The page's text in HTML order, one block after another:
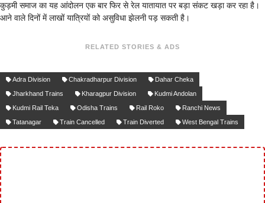
कुड़मी समाज का यह आंदोलन एक बार फिर से रेल यातायात पर बड़ा संकट खड़ा कर रहा है।
आने वाले दिनों में लाखों यात्रियों को असुविधा झेलनी पड़ सकती है।
RELATED STORIES & ADS
Adra Division Chakradharpur Division
Dahar Cheka
Jharkhand Trains
Kharagpur Division
Kudmi Andolan
Kudmi Rail Teka
Odisha Trains Rail Roko
Ranchi News
Tatanagar
Train Cancelled Train Diverted West Bengal Trains